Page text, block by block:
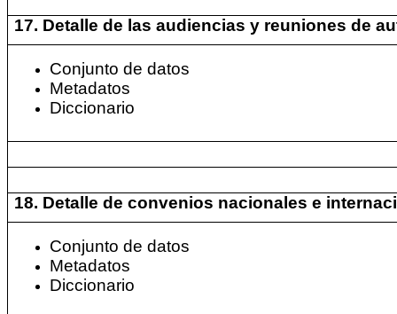
17. Detalle de las audiencias y reuniones de
Conjunto de datos
Metadatos
Diccionario
18. Detalle de convenios nacionales e
Conjunto de datos
Metadatos
Diccionario